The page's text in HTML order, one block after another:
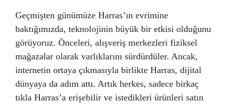
Geçmişten günümüze Harras’ın evrimine
baktığımızda, teknolojinin büyük bir etkisi olduğunu
görüyoruz. Önceleri, alışveriş merkezleri fiziksel
mağazalar olarak varlıklarını sürdürdüler. Ancak,
internetin ortaya çıkmasıyla birlikte Harras, dijital
dünyaya da adım attı. Artık herkes, sadece birkaç
tıkla Harras’a erişebilir ve istedikleri ürünleri satın